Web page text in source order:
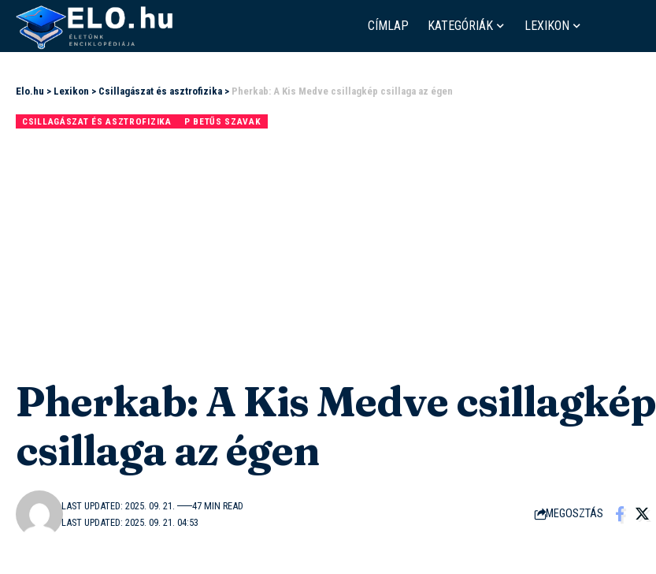
CÍMLAP KATEGÓRIÁK LEXIKON
Elo.hu > Lexikon > Csillagászat és asztrofizika > Pherkab: A Kis Medve csillagkép csillaga az égen
CSILLAGÁSZAT ÉS ASZTROFIZIKA P BETŰS SZAVAK
Pherkab: A Kis Medve csillagkép
csillaga az égen
LAST UPDATED: 2025. 09. 21. 04:53
LAST UPDATED: 2025. 09. 21. 47 MIN READ
MEGOSZTÁS